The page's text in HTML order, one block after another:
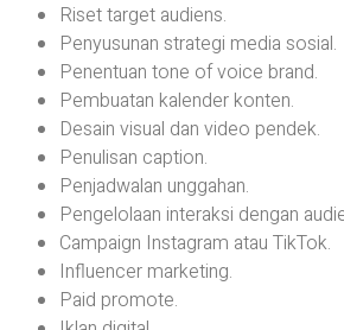
Riset target audiens.
Penyusunan strategi media sosial.
Penentuan tone of voice brand.
Pembuatan kalender konten.
Desain visual dan video pendek.
Penulisan caption.
Penjadwalan unggahan.
Pengelolaan interaksi dengan
Campaign Instagram atau TikTok.
Influencer marketing.
Paid promote.